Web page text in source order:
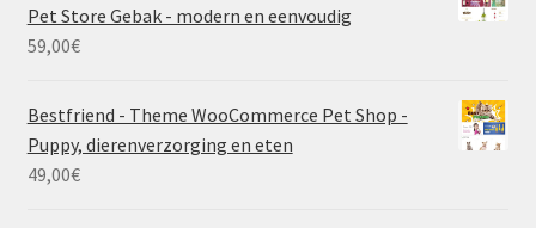
Pet Store Gebak - modern en eenvoudig
59,00€
Bestfriend - Theme WooCommerce Pet Shop -
Puppy, dierenverzorging en eten
49,00€